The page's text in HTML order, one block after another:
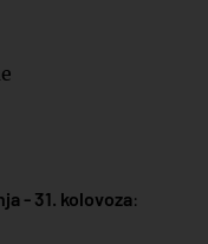
- 31. kolovoza: